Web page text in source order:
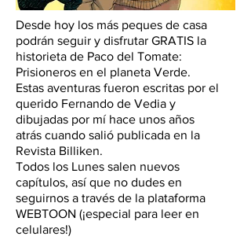
Desde hoy los más peques de casa
podrán seguir y disfrutar GRATIS la
historieta de Paco del Tomate:
Prisioneros en el planeta Verde.
Estas aventuras fueron escritas por el
querido Fernando de Vedia y
dibujadas por mí hace unos años
atrás cuando salió publicada en la
Revista Billiken.
Todos los Lunes salen nuevos
capítulos, así que no dudes en
seguirnos a través de la plataforma
WEBTOON (¡especial para leer en
celulares!)